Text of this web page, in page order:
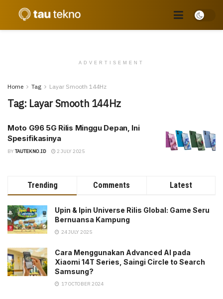
ADVERTISEMENT
Home Tag Layar Smooth 144Hz
Tag: Layar Smooth 144Hz
Moto G96 5G Rilis Minggu Depan, Ini
Spesifikasinya
BY TAUTEKNO.ID 2 JULY 2025
Trending Comments Latest
Upin & Ipin Universe Rilis Global: Game Seru
Bernuansa Kampung
24 JULY 2025
Cara Menggunakan Advanced AI pada
Xiaomi 14T Series, Saingi Circle to Search
Samsung?
17 OCTOBER 2024